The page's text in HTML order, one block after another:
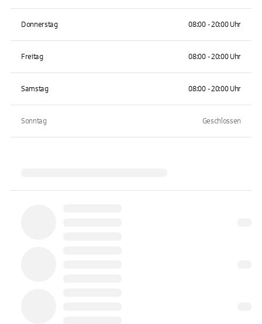
Donnerstag 08:00 - 20:00 Uhr
Freitag 08:00 - 20:00 Uhr
Samstag 08:00 - 20:00 Uhr
Sonntag Geschlossen